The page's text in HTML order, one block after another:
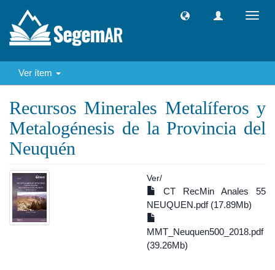
Ver ítem
Recursos Minerales Metalíferos y
Metalogénesis de la Provincia del
Neuquén
Ver/
CT RecMin Anales 55
NEUQUEN.pdf (17.89Mb)
MMT_Neuquen500_2018.pdf
(39.26Mb)